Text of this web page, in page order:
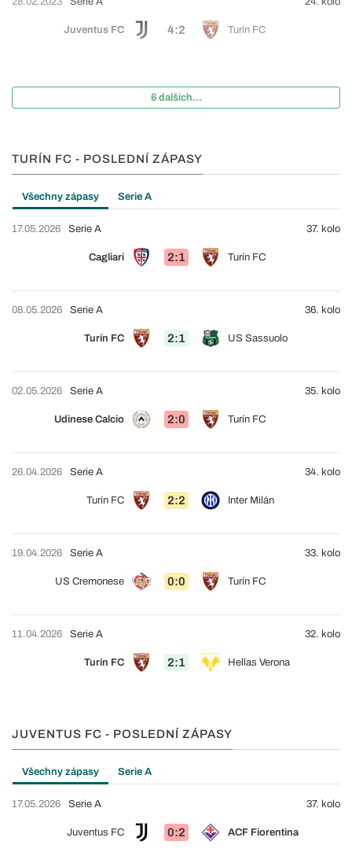
Juventus FC 4:2 Turín FC
6 dalších...
TURÍN FC - POSLEDNÍ ZÁPASY
Všechny zápasy Serie A
17.05.2026
Cagliari 2:1 Turín FC
Serie A 37. kolo
08.05.2026
Turín FC 2:1 US Sassuolo
Serie A 36. kolo
02.05.2026
Udinese Calcio 2:0 Turín FC
Serie A 35. kolo
26.04.2026
Turín FC 2:2 Inter Milán
Serie A 34. kolo
19.04.2026
US Cremonese 0:0 Turín FC
Serie A 33. kolo
11.04.2026
Turín FC 2:1 Hellas Verona
Serie A 32. kolo
JUVENTUS FC - POSLEDNÍ ZÁPASY
Všechny zápasy Serie A
17.05.2026
Juventus FC 0:2 ACF Fiorentina
Serie A 37. kolo